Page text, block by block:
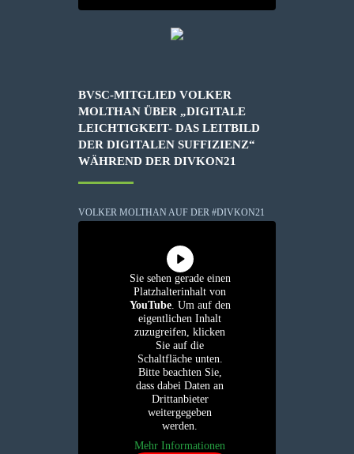
BVSC-MITGLIED VOLKER
MOLTHAN ÜBER „DIGITALE
LEICHTIGKEIT- DAS LEITBILD
DER DIGITALEN SUFFIZIENZ“
WÄHREND DER DIVKON21
VOLKER MOLTHAN AUF DER #DIVKON21
Sie sehen gerade einen
Platzhalterinhalt von
YouTube. Um auf den
eigentlichen Inhalt
zuzugreifen, klicken
Sie auf die
Schaltfläche unten.
Bitte beachten Sie,
dass dabei Daten an
Drittanbieter
weitergegeben
werden.
Mehr Informationen